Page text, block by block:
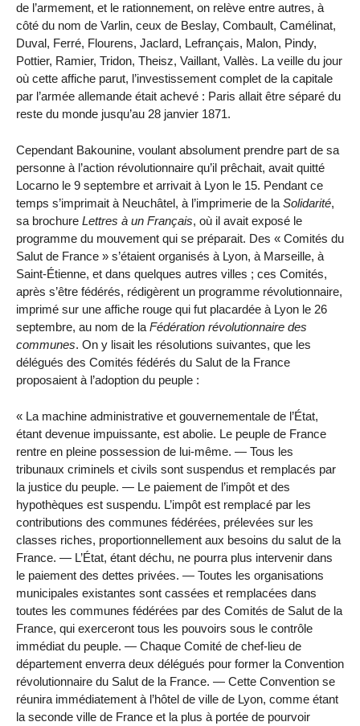
de l’armement, et le rationnement, on relève entre autres, à
côté du nom de Varlin, ceux de Beslay, Combault, Camélinat,
Duval, Ferré, Flourens, Jaclard, Lefrançais, Malon, Pindy,
Pottier, Ramier, Tridon, Theisz, Vaillant, Vallès. La veille du jour
où cette affiche parut, l’investissement complet de la capitale
par l’armée allemande était achevé : Paris allait être séparé du
reste du monde jusqu’au 28 janvier 1871.
Cependant Bakounine, voulant absolument prendre part de sa
personne à l’action révolutionnaire qu’il prêchait, avait quitté
Locarno le 9 septembre et arrivait à Lyon le 15. Pendant ce
temps s’imprimait à Neuchâtel, à l’imprimerie de la Solidarité,
sa brochure Lettres à un Français, où il avait exposé le
programme du mouvement qui se préparait. Des « Comités du
Salut de France » s’étaient organisés à Lyon, à Marseille, à
Saint-Étienne, et dans quelques autres villes ; ces Comités,
après s’être fédérés, rédigèrent un programme révolutionnaire,
imprimé sur une affiche rouge qui fut placardée à Lyon le 26
septembre, au nom de la Fédération révolutionnaire des
communes. On y lisait les résolutions suivantes, que les
délégués des Comités fédérés du Salut de la France
proposaient à l’adoption du peuple :
La machine administrative et gouvernementale de l’État,
étant devenue impuissante, est abolie. Le peuple de France
rentre en pleine possession de lui-même. — Tous les
tribunaux criminels et civils sont suspendus et remplacés par
la justice du peuple. — Le paiement de l’impôt et des
hypothèques est suspendu. L’impôt est remplacé par les
contributions des communes fédérées, prélevées sur les
classes riches, proportionnellement aux besoins du salut de la
France. — L’État, étant déchu, ne pourra plus intervenir dans
le paiement des dettes privées. — Toutes les organisations
municipales existantes sont cassées et remplacées dans
toutes les communes fédérées par des Comités de Salut de la
France, qui exerceront tous les pouvoirs sous le contrôle
immédiat du peuple. — Chaque Comité de chef-lieu de
département enverra deux délégués pour former la Convention
révolutionnaire du Salut de la France. — Cette Convention se
réunira immédiatement à l’hôtel de ville de Lyon, comme étant
la seconde ville de France et la plus à portée de pourvoir